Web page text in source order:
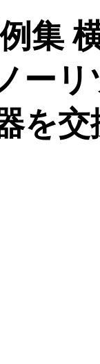
集
ーリ
を交